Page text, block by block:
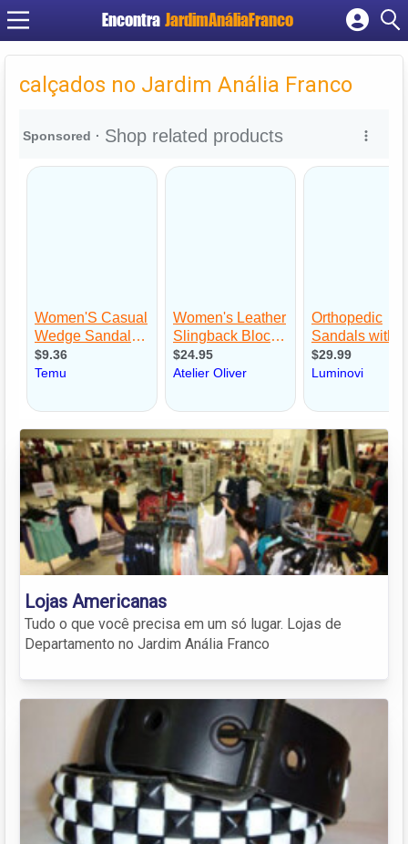
Encontra JardimAnáliaFranco
Cadastrar empresa
Criar conta
calçados no Jardim Anália Franco
Lojas Americanas
Tudo o que você precisa em um só lugar. Lojas de
Departamento no Jardim Anália Franco